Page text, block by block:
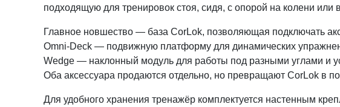
подходящую для тренировок стоя, сидя, с опорой на колени или
Главное новшество — база CorLok, позволяющая подключать
Omni-Deck — подвижную платформу для динамических
Wedge — наклонный модуль для работы под разными углами и
Оба аксессуара продаются отдельно, но превращают CorLok в
Для удобного хранения тренажёр комплектуется настенным